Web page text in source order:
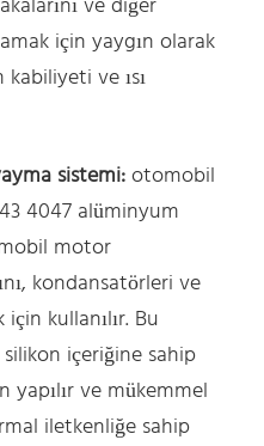
için yaygın olarak
ve ısı
sistemi:otomobil
4047 alüminyum
motor
kondansatörleri ve
kullanılır. Bu
içeriğine sahip
yapılır ve mükemmel
iletkenliğe sahip